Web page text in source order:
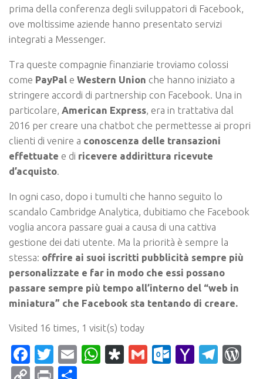
prima della conferenza degli sviluppatori di Facebook,
ove moltissime aziende hanno presentato servizi
integrati a Messenger.
Tra queste compagnie finanziarie troviamo colossi
come PayPal e Western Union che hanno iniziato a
stringere accordi di partnership con Facebook. Una in
particolare, American Express, era in trattativa dal
2016 per creare una chatbot che permettesse ai propri
clienti di venire a conoscenza delle transazioni
effettuate e di ricevere addirittura ricevute
d’acquisto.
In ogni caso, dopo i tumulti che hanno seguito lo
scandalo Cambridge Analytica, dubitiamo che Facebook
voglia ancora passare guai a causa di una cattiva
gestione dei dati utente. Ma la priorità è sempre la
stessa: offrire ai suoi iscritti pubblicità sempre più
personalizzate e far in modo che essi possano
passare sempre più tempo all’interno del “web in
miniatura” che Facebook sta tentando di creare.
Visited 16 times, 1 visit(s) today
Facebook
Twitter
EmailWhatsApp
Diaspora
Gmail Yahoo